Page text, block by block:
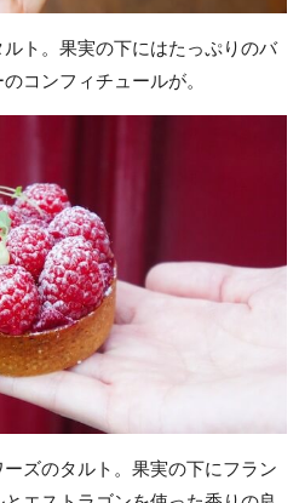
ト。果実の下にはたっぷりのバ
コンフィチュールが。
ズのタルト。果実の下にフラン